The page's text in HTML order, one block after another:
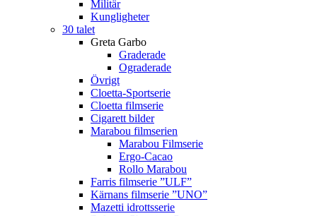
Militär
Kungligheter
30 talet
Greta Garbo
Graderade
Ograderade
Övrigt
Cloetta-Sportserie
Cloetta filmserie
Cigarett bilder
Marabou filmserien
Marabou Filmserie
Ergo-Cacao
Rollo Marabou
Farris filmserie ”ULF”
Kärnans filmserie ”UNO”
Mazetti idrottsserie